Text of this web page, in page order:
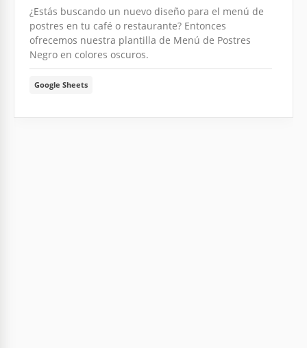
¿Estás buscando un nuevo diseño para el menú de
postres en tu café o restaurante? Entonces
ofrecemos nuestra plantilla de Menú de Postres
Negro en colores oscuros.
Google Sheets